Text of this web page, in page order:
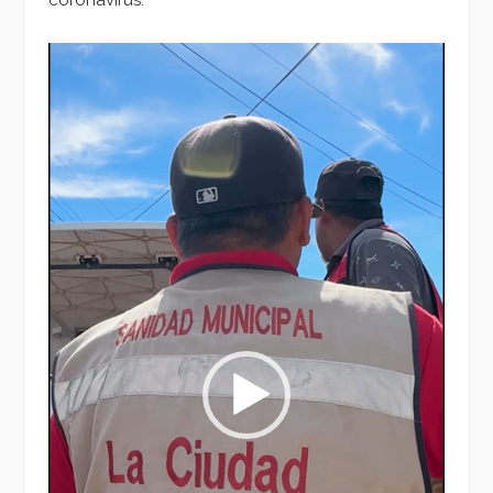
Reproductor
vídeo